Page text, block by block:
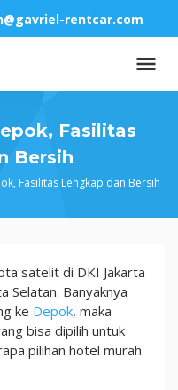
rentcar.com
Fasilitas
Bersih
Fasilitas Lengkap dan Bersih
satelit di DKI Jakarta
Selatan. Banyaknya
ke Depok, maka
bisa dipilih untuk
pilihan hotel murah